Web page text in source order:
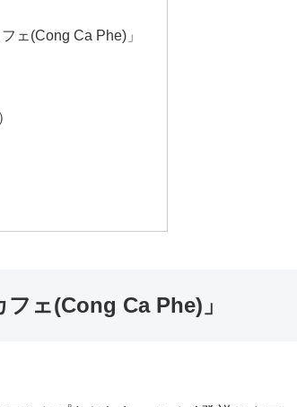
ェ(Cong Ca Phe)」
ェ(Cong Ca Phe)」